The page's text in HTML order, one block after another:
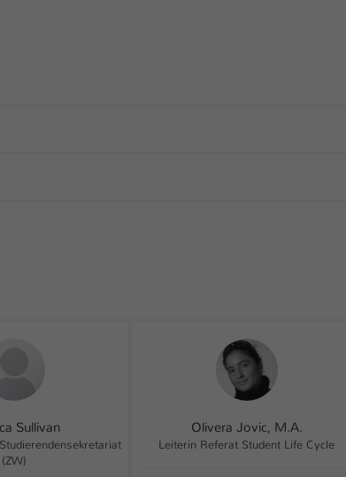
Sullivan
(ZW)
Olivera Jovic, M.A.
Leiterin Referat Student Life Cycle